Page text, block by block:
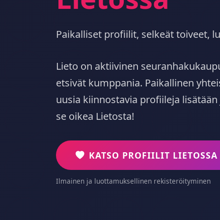
Paikalliset profiilit, selkeät toiveet,
Lieto on aktiivinen
etsivät kumppania. Paikallinen
uusia kiinnostavia profiileja
se oikea Lietosta!
KATSO PROFIILIT LIETOSSA
Ilmainen ja luottamuksellinen rekisteröityminen